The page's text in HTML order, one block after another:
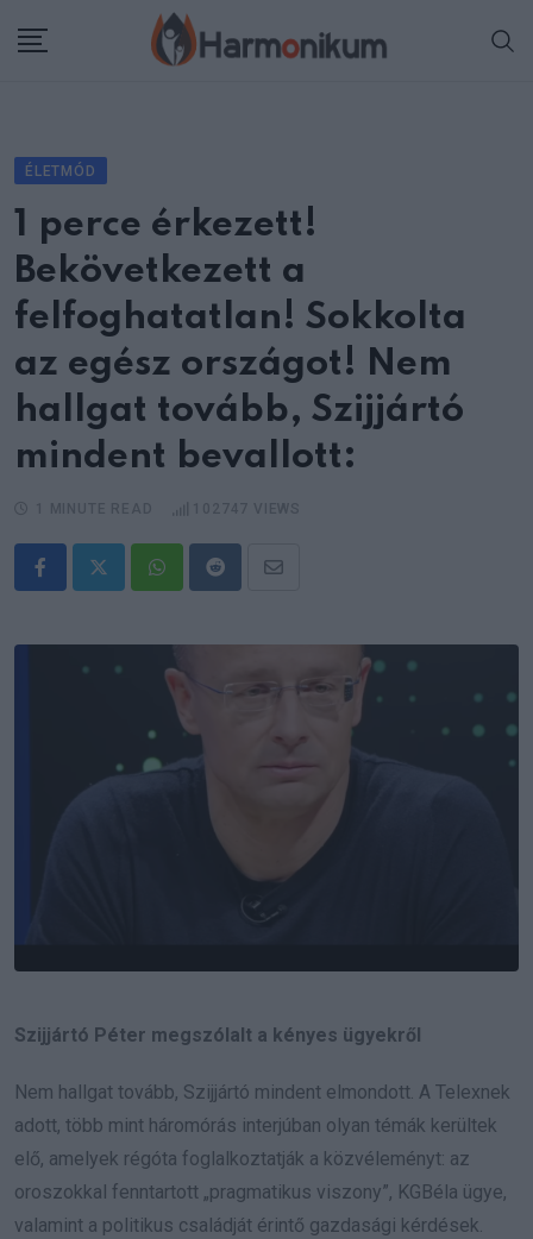
ÉLETMÓD
1 perce érkezett!
Bekövetkezett a
felfoghatatlan! Sokkolta
az egész országot! Nem
hallgat tovább, Szijjártó
mindent bevallott:
WhatsappRedditShare
Email
Szijjártó Péter megszólalt a kényes ügyekről
Nem hallgat tovább, Szijjártó mindent elmondott. A Telexnek
adott, több mint háromórás interjúban olyan témák kerültek
elő, amelyek régóta foglalkoztatják a közvéleményt: az
oroszokkal fenntartott „pragmatikus viszony”, KGBéla ügye,
valamint a politikus családját érintő gazdasági kérdések.